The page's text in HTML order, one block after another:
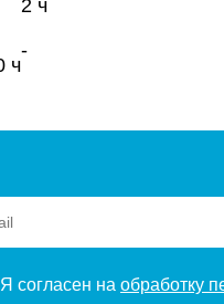
2 ч
-
ч
Я согласен на обработку